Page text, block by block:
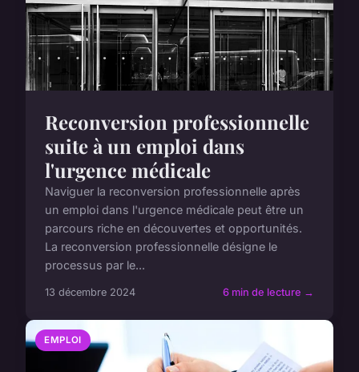
Reconversion professionnelle
suite à un emploi dans
l'urgence médicale
Naviguer la reconversion professionnelle après
un emploi dans l'urgence médicale peut être un
parcours riche en découvertes et opportunités.
La reconversion professionnelle désigne le
processus par le...
13 décembre 2024 6 min de lecture →
EMPLOI